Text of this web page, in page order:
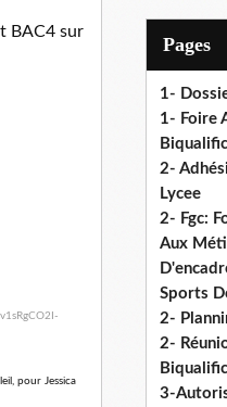
BAC4 sur
pour Jessica
Pages
1-
1- Foire
2-
Lycee
2- Fgc:
Aux
Sports
2-
2-
3-